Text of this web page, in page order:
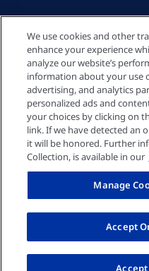
Centro de
Enlaces rápidos
Política de Privacidad
Política de cookies
Pie de imprenta
We use cookies and other
enhance your experience
analyze our website’s
information about your use
advertising, and analytics
personalized ads and
your choices by clicking on
link. If we have detected an
it will be honored. Further
Collection, is available in our
Manage
Accept